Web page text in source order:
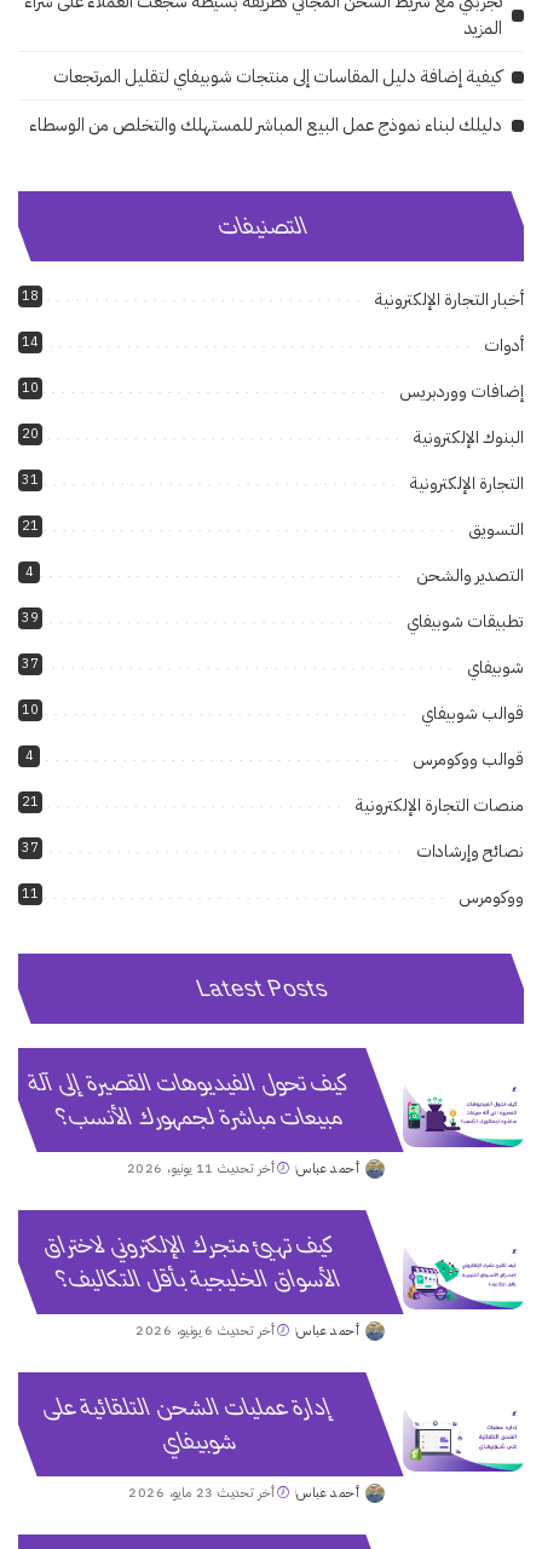
المزيد
كيفية إضافة دليل المقاسات إلى منتجات شوبيفاي لتقليل المرتجعات
دليلك لبناء نموذج عمل البيع المباشر للمستهلك والتخلص من الوسطاء
التصنيفات
أخبار التجارة الإلكترونية 18
أدوات 14
إضافات ووردبريس 10
البنوك الإلكترونية 20
التجارة الإلكترونية 31
التسويق 21
التصدير والشحن 4
تطبيقات شوبيفاي 39
شوبيفاي 37
قوالب شوبيفاي 10
قوالب ووكومرس 4
منصات التجارة الإلكترونية 21
نصائح وإرشادات 37
ووكومرس 11
Latest Posts
كيف تحول الفيديوهات القصيرة إلى آلة
مبيعات مباشرة لجمهورك الأنسب؟
Postedأحمد عباس أخر تحديث 11 يونيو، 2026
كيف تهيئ متجرك الإلكتروني لاختراق
الأسواق الخليجية بأقل التكاليف؟
Postedأحمد عباس أخر تحديث 6 يونيو، 2026
إدارة عمليات الشحن التلقائية على
شوبيفاي
Postedأحمد عباس أخر تحديث 23 مايو، 2026